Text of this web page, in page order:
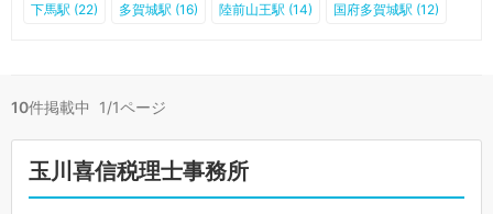
下馬駅 (22) 多賀城駅 (16) 陸前山王駅 (14) 国府多賀城駅 (12)
10件掲載中 1/1ページ
玉川喜信税理士事務所